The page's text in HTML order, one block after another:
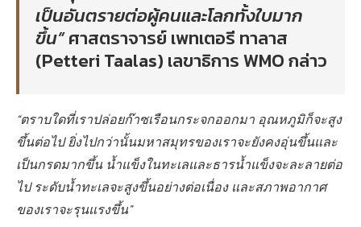
เป็นอันตรายต่อผู้คนและโลกทั้งใบมาก
ขึ้น”ศาสตราจารย์ เพทเตอรี ทาลาส
(Petteri Taalas) เลขาธิการ WMO กล่าว
“ตราบใดที่เราปล่อยก๊าซเรือนกระจกออกมา อุณหภูมิก็จะสูง
ขึ้นต่อไป ยิ่งไปกว่านั้นมหาสมุทรของเราจะยังคงอุ่นขึ้นและ
เป็นกรดมากขึ้น น้ำแข็งในทะเลและธารน้ำแข็งจะละลายต่อ
ไป ระดับน้ำทะเลจะสูงขึ้นอย่างต่อเนื่อง และสภาพอากาศ
ของเราจะรุนแรงขึ้น”